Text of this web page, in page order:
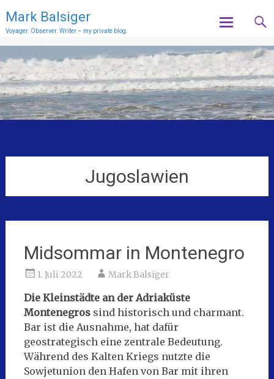
Mark Balsiger
Voyager. Observer. Writer – my private blog.
to
content
Jugoslawien
Midsommar in Montenegro
1. Juli 2022 Mark Balsiger
Die Kleinstädte an der Adriaküste
Montenegrossind historisch und charmant.
Bar ist die Ausnahme, hat dafür
geostrategisch eine zentrale Bedeutung.
Während des Kalten Kriegs nutzte die
Sowjetunion den Hafen von Bar mit ihren